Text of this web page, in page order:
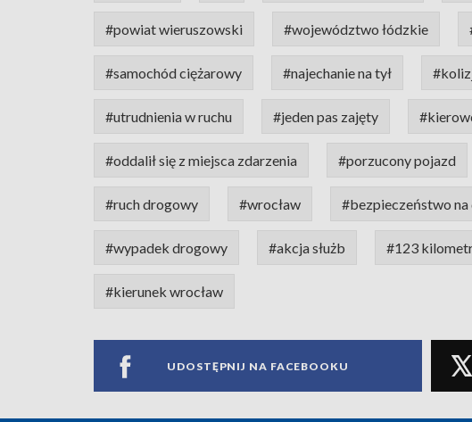
#powiat wieruszowski #województwo łódzkie
#samochód ciężarowy #najechanie na tył
#utrudnienia w ruchu #jeden pas zajęty
#oddalił się z miejsca zdarzenia #porzucony pojazd
#ruch drogowy #wrocław #bezpieczeństwo na
#wypadek drogowy #akcja służb #123
#kierunek wrocław
UDOSTĘPNIJ NA FACEBOOKU